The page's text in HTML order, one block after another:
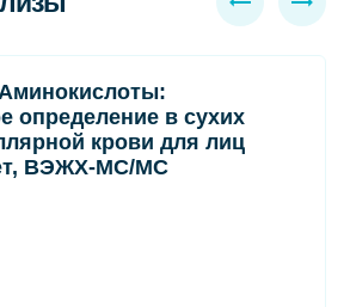
определение в сухих
крови для лиц
ВЭЖХ-МС/МС